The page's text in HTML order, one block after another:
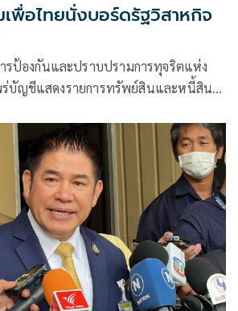
เพื่อไทยนั่งบอร์ดรัฐวิสาหกิจ
รป้องกันและปราบปรามการทุจริตแห่ง
บัญชีแสดงรายการทรัพย์สินและหนี้สิน
สส.กทม. พรรคเพื่อไทย กรณีเข้ารับ
ารกิจการของ